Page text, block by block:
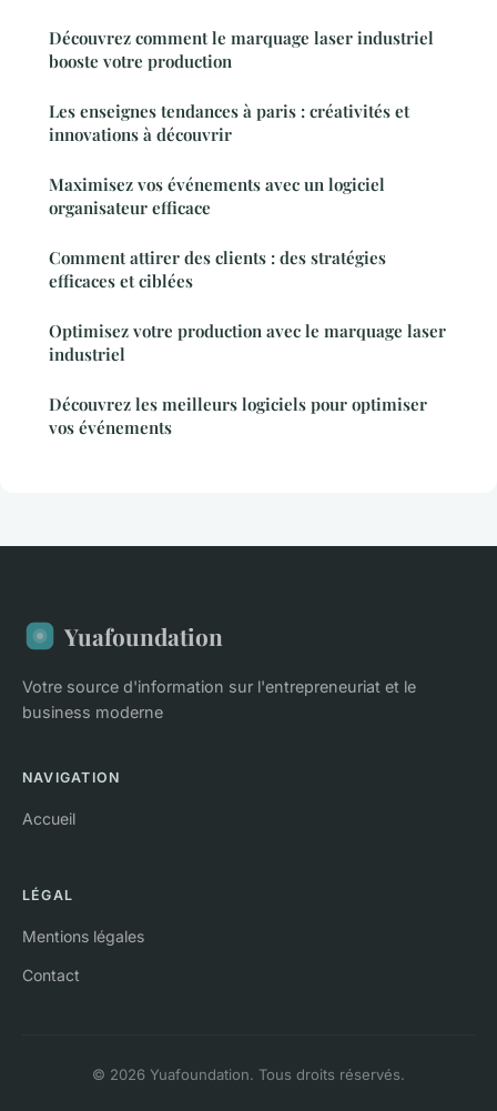
Découvrez comment le marquage laser industriel
booste votre production
Les enseignes tendances à paris : créativités et
innovations à découvrir
Maximisez vos événements avec un logiciel
organisateur efficace
Comment attirer des clients : des stratégies
efficaces et ciblées
Optimisez votre production avec le marquage laser
industriel
Découvrez les meilleurs logiciels pour optimiser
vos événements
Yuafoundation
Votre source d'information sur l'entrepreneuriat et le
business moderne
NAVIGATION
Accueil
LÉGAL
Mentions légales
Contact
© 2026 Yuafoundation. Tous droits réservés.